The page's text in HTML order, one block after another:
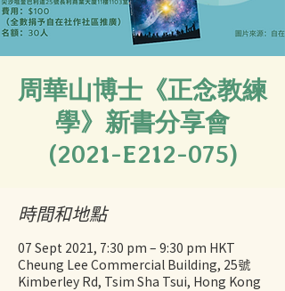
周華山博士《正念教練
學》新書分享會
(2021-E212-075)
時間和地點
07 Sept 2021, 7:30 pm – 9:30 pm HKT
Cheung Lee Commercial Building, 25號
Kimberley Rd, Tsim Sha Tsui, Hong Kong